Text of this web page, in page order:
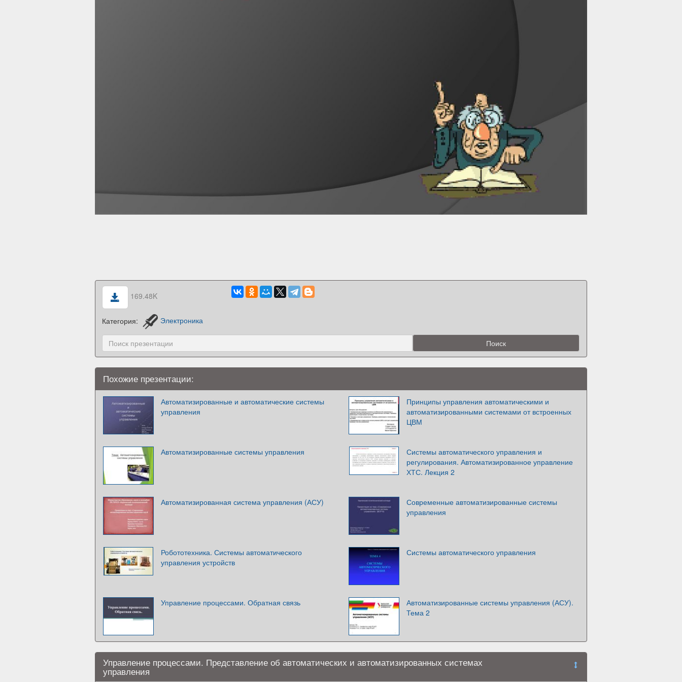
169.48K
Категория: Электроника
Похожие презентации:
Автоматизированные и автоматические системы
управления
Принципы управления автоматическими и
автоматизированными системами от встроенных
ЦВМ
Автоматизированные системы управления
Системы автоматического управления и
регулирования. Автоматизированное управление
ХТС. Лекция 2
Автоматизированная система управления (АСУ)
Современные автоматизированные системы
управления
Робототехника. Системы автоматического
управления устройств
Системы автоматического управления
Управление процессами. Обратная связь
Автоматизированные системы управления (АСУ).
Тема 2
Управление процессами. Представление об автоматических и автоматизированных системах
управления